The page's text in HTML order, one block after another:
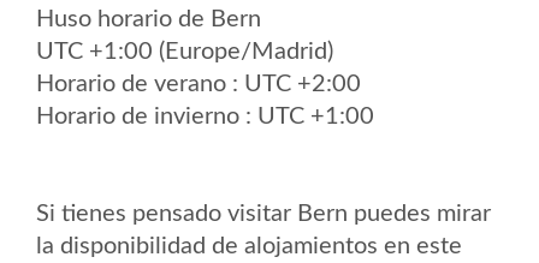
Huso horario de Bern
UTC +1:00 (Europe/Madrid)
Horario de verano : UTC +2:00
Horario de invierno : UTC +1:00
Si tienes pensado visitar Bern puedes mirar
la disponibilidad de alojamientos en este